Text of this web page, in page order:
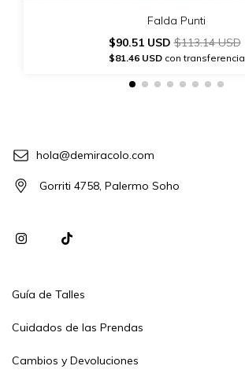
Falda Punti
$90.51 USD$113.14 USD
$81.46 USDcon transferencia
hola@demiracolo.com
Gorriti 4758, Palermo Soho
Guía de Talles
Cuidados de las Prendas
Cambios y Devoluciones